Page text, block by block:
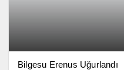
Bilgesu Erenus Uğurlandı